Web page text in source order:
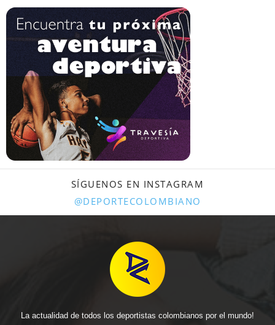
SÍGUENOS EN INSTAGRAM
@DEPORTECOLOMBIANO
La actualidad de todos los deportistas colombianos por el mundo!